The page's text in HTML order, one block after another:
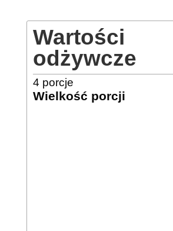
Wartości
odżywcze
4 porcje
Wielkość porcji